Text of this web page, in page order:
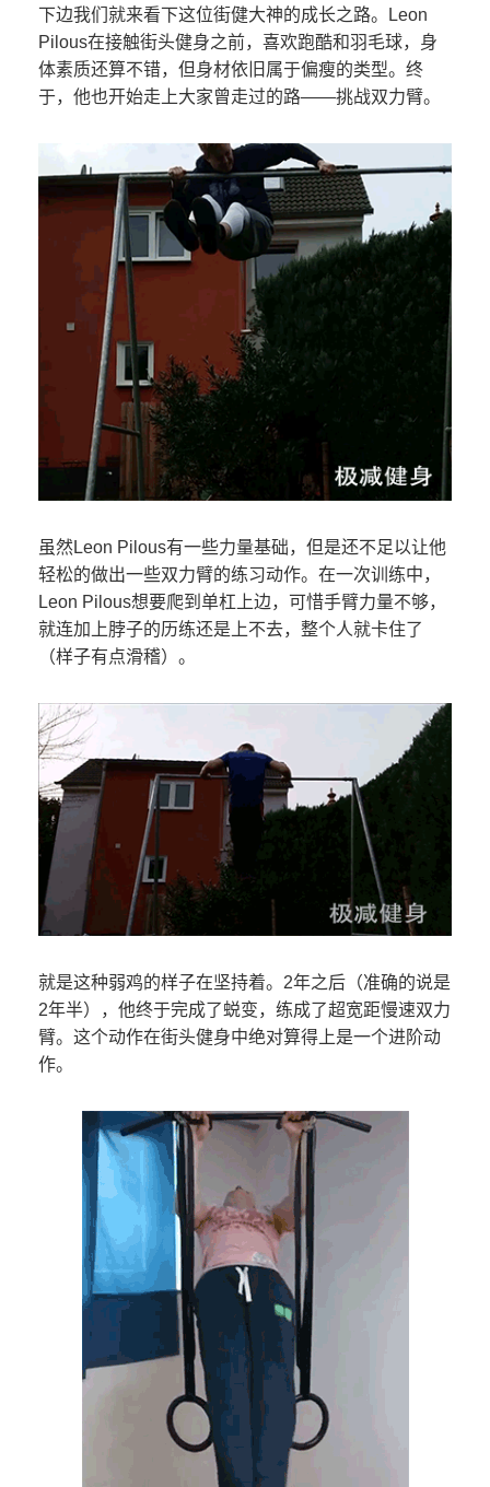
下边我们就来看下这位街健大神的成长之路。Leon
Pilous在接触街头健身之前，喜欢跑酷和羽毛球，身
体素质还算不错，但身材依旧属于偏瘦的类型。终
于，他也开始走上大家曾走过的路——挑战双力臂。
虽然Leon Pilous有一些力量基础，但是还不足以让他
轻松的做出一些双力臂的练习动作。在一次训练中，
Leon Pilous想要爬到单杠上边，可惜手臂力量不够，
就连加上脖子的历练还是上不去，整个人就卡住了
（样子有点滑稽）。
就是这种弱鸡的样子在坚持着。2年之后（准确的说是
2年半），他终于完成了蜕变，练成了超宽距慢速双力
臂。这个动作在街头健身中绝对算得上是一个进阶动
作。